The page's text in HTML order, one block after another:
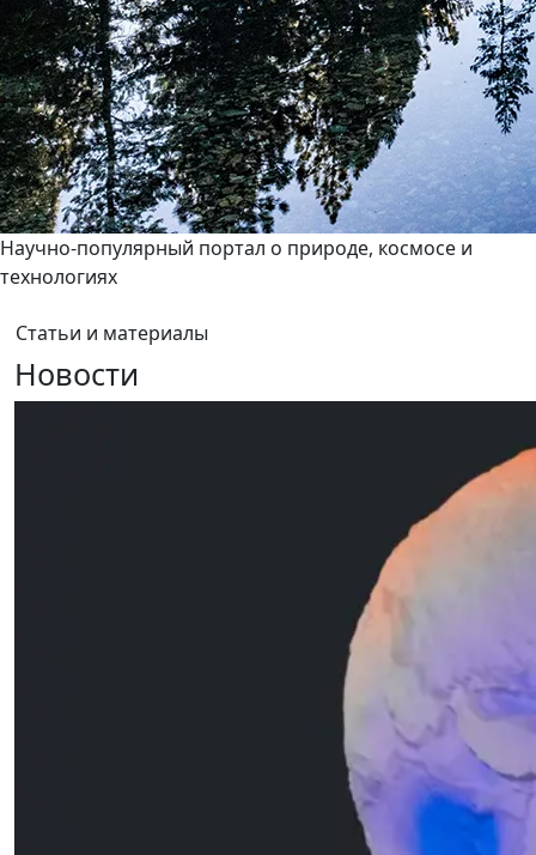
Научно-популярный портал о природе, космосе и
технологиях
Статьи и материалы
Новости